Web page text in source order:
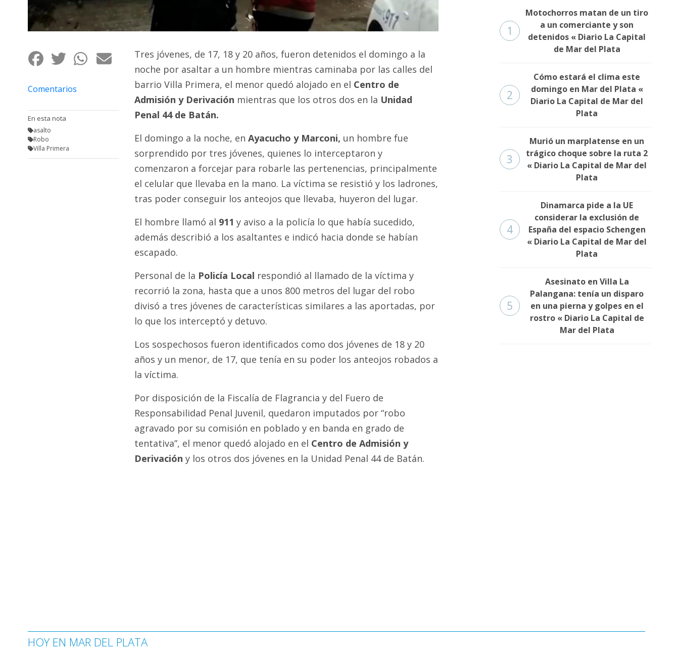
Familia
Clasificados
Comentarios
En esta nota
asalto
Robo
Villa Primera
Tres jóvenes, de 17, 18 y 20 años, fueron detenidos el domingo a la
noche por asaltar a un hombre mientras caminaba por las calles del
barrio Villa Primera, el menor quedó alojado en el Centro de
Admisión y Derivación mientras que los otros dos en la Unidad
Penal 44 de Batán.
El domingo a la noche, en Ayacucho y Marconi, un hombre fue
sorprendido por tres jóvenes, quienes lo interceptaron y
comenzaron a forcejar para robarle las pertenencias, principalmente
el celular que llevaba en la mano. La víctima se resistió y los ladrones,
tras poder conseguir los anteojos que llevaba, huyeron del lugar.
El hombre llamó al 911 y aviso a la policía lo que había sucedido,
además describió a los asaltantes e indicó hacia donde se habían
escapado.
Personal de la Policía Local respondió al llamado de la víctima y
recorrió la zona, hasta que a unos 800 metros del lugar del robo
divisó a tres jóvenes de características similares a las aportadas, por
lo que los interceptó y detuvo.
Los sospechosos fueron identificados como dos jóvenes de 18 y 20
años y un menor, de 17, que tenía en su poder los anteojos robados a
la víctima.
Por disposición de la Fiscalía de Flagrancia y del Fuero de
Responsabilidad Penal Juvenil, quedaron imputados por “robo
agravado por su comisión en poblado y en banda en grado de
tentativa”, el menor quedó alojado en el Centro de Admisión y
Derivación y los otros dos jóvenes en la Unidad Penal 44 de Batán.
1
Motochorros matan de un tiro
a un comerciante y son
detenidos « Diario La Capital
de Mar del Plata
2
Cómo estará el clima este
domingo en Mar del Plata «
Diario La Capital de Mar del
Plata
3
Murió un marplatense en un
trágico choque sobre la ruta 2
« Diario La Capital de Mar del
Plata
4
Dinamarca pide a la UE
considerar la exclusión de
España del espacio Schengen
« Diario La Capital de Mar del
Plata
5
Asesinato en Villa La
Palangana: tenía un disparo
en una pierna y golpes en el
rostro « Diario La Capital de
Mar del Plata
HOY EN MAR DEL PLATA